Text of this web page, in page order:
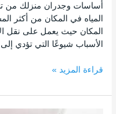
أساسات وجدران منزلك من
المياه في المكان من أكثر
المكان حيث يعمل على نقل
الأسباب شيوعًا التي تؤدي إلى
قراءة المزيد »